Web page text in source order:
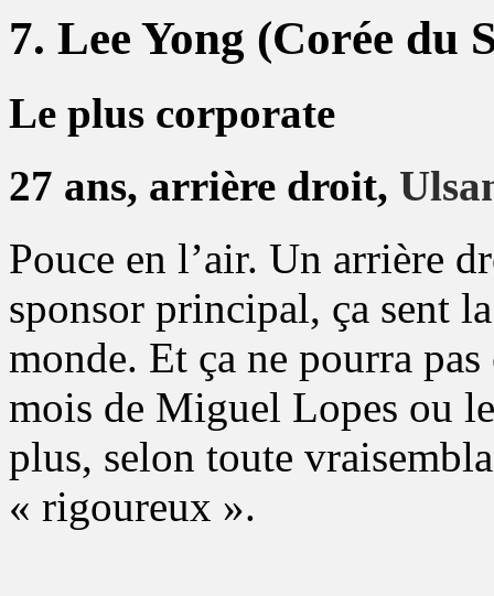
7. Lee Yong (Corée du
Le plus corporate
27 ans, arrière droit,
Pouce en l’air. Un arrière
sponsor principal, ça sent
monde. Et ça ne pourra
mois de Miguel Lopes ou
plus, selon toute
« rigoureux ».